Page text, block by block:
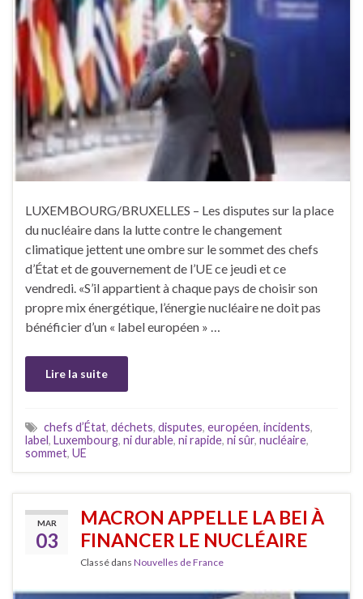
LUXEMBOURG/BRUXELLES – Les disputes sur la place
du nucléaire dans la lutte contre le changement
climatique jettent une ombre sur le sommet des chefs
d’État et de gouvernement de l’UE ce jeudi et ce
vendredi. «S’il appartient à chaque pays de choisir son
propre mix énergétique, l’énergie nucléaire ne doit pas
bénéficier d’un « label européen » …
Lire la suite
chefs d’État, déchets, disputes, européen, incidents,
label, Luxembourg, ni durable, ni rapide, ni sûr, nucléaire,
sommet, UE
MAR
03
MACRON APPELLE LA BEI À
FINANCER LE NUCLÉAIRE
Classé dans Nouvelles de France